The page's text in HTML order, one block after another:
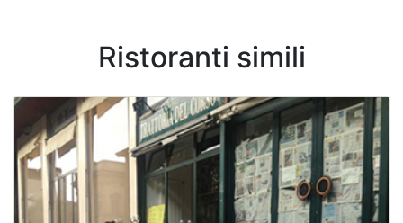
Ristoranti simili